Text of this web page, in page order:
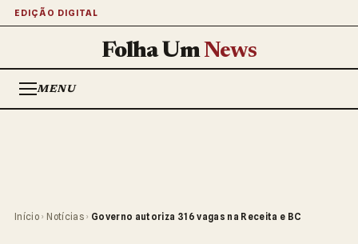
EDIÇÃO DIGITAL
Folha UmNews
MENU
Início › Notícias › Governo autoriza 316 vagas na Receita e BC